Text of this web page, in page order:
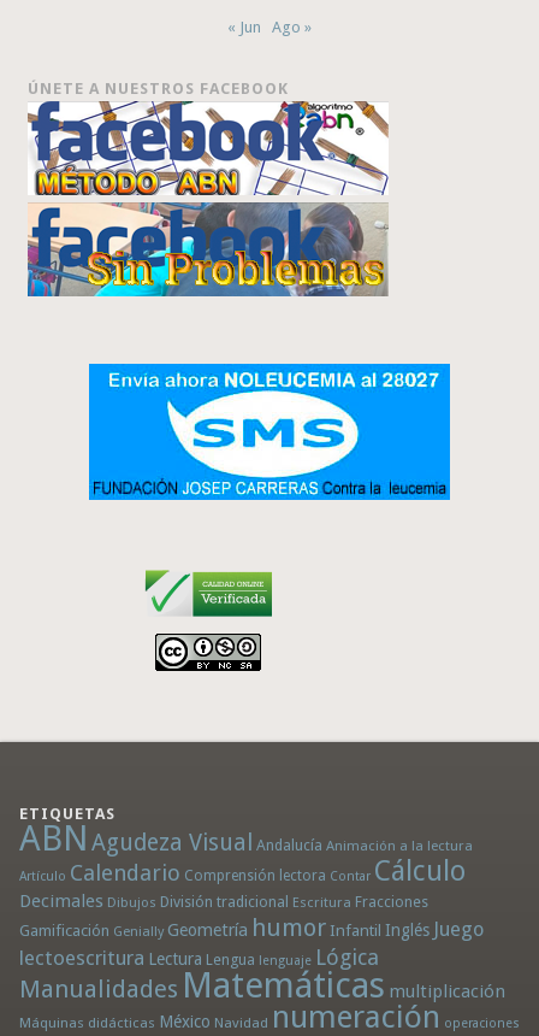
« Jun Ago »
ÚNETE A NUESTROS FACEBOOK
ETIQUETAS
ABN Agudeza Visual Andalucía Animación a la lectura
Artículo Calendario Comprensión lectora Contar Cálculo
Decimales Dibujos División tradicional Escritura Fracciones
Gamificación Genially Geometría humor Infantil Inglés Juego
lectoescritura Lectura Lengua lenguaje Lógica
Manualidades Matemáticas multiplicación
Máquinas didácticas México Navidad numeración operaciones